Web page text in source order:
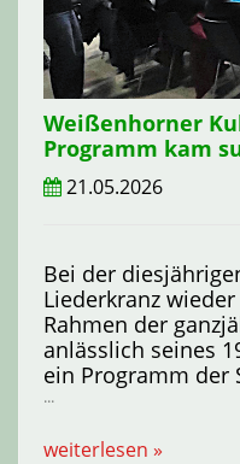
Weißenhorner
Programm kam
21.05.2026
Bei der
Liederkranz
Rahmen der
anlässlich seines
ein Programm der
...
weiterlesen »